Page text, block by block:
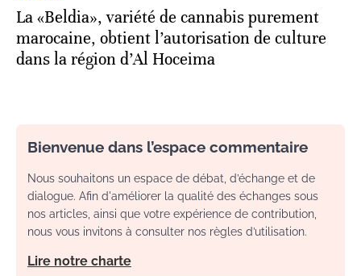
La «Beldia», variété de cannabis purement
marocaine, obtient l’autorisation de culture
dans la région d’Al Hoceima
Bienvenue dans l’espace commentaire
Nous souhaitons un espace de débat, d’échange et de
dialogue. Afin d'améliorer la qualité des échanges sous
nos articles, ainsi que votre expérience de contribution,
nous vous invitons à consulter nos règles d’utilisation.
Lire notre charte